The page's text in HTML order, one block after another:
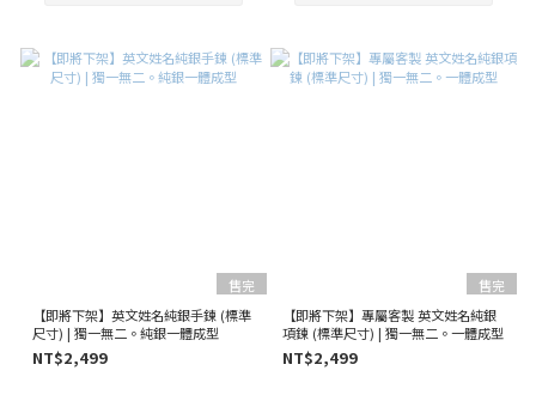
售完
【即將下架】英文姓名純銀手鍊 (標準
尺寸) | 獨一無二。純銀一體成型
NT$2,499
售完
【即將下架】專屬客製 英文姓名純銀
項鍊 (標準尺寸) | 獨一無二。一體成型
NT$2,499